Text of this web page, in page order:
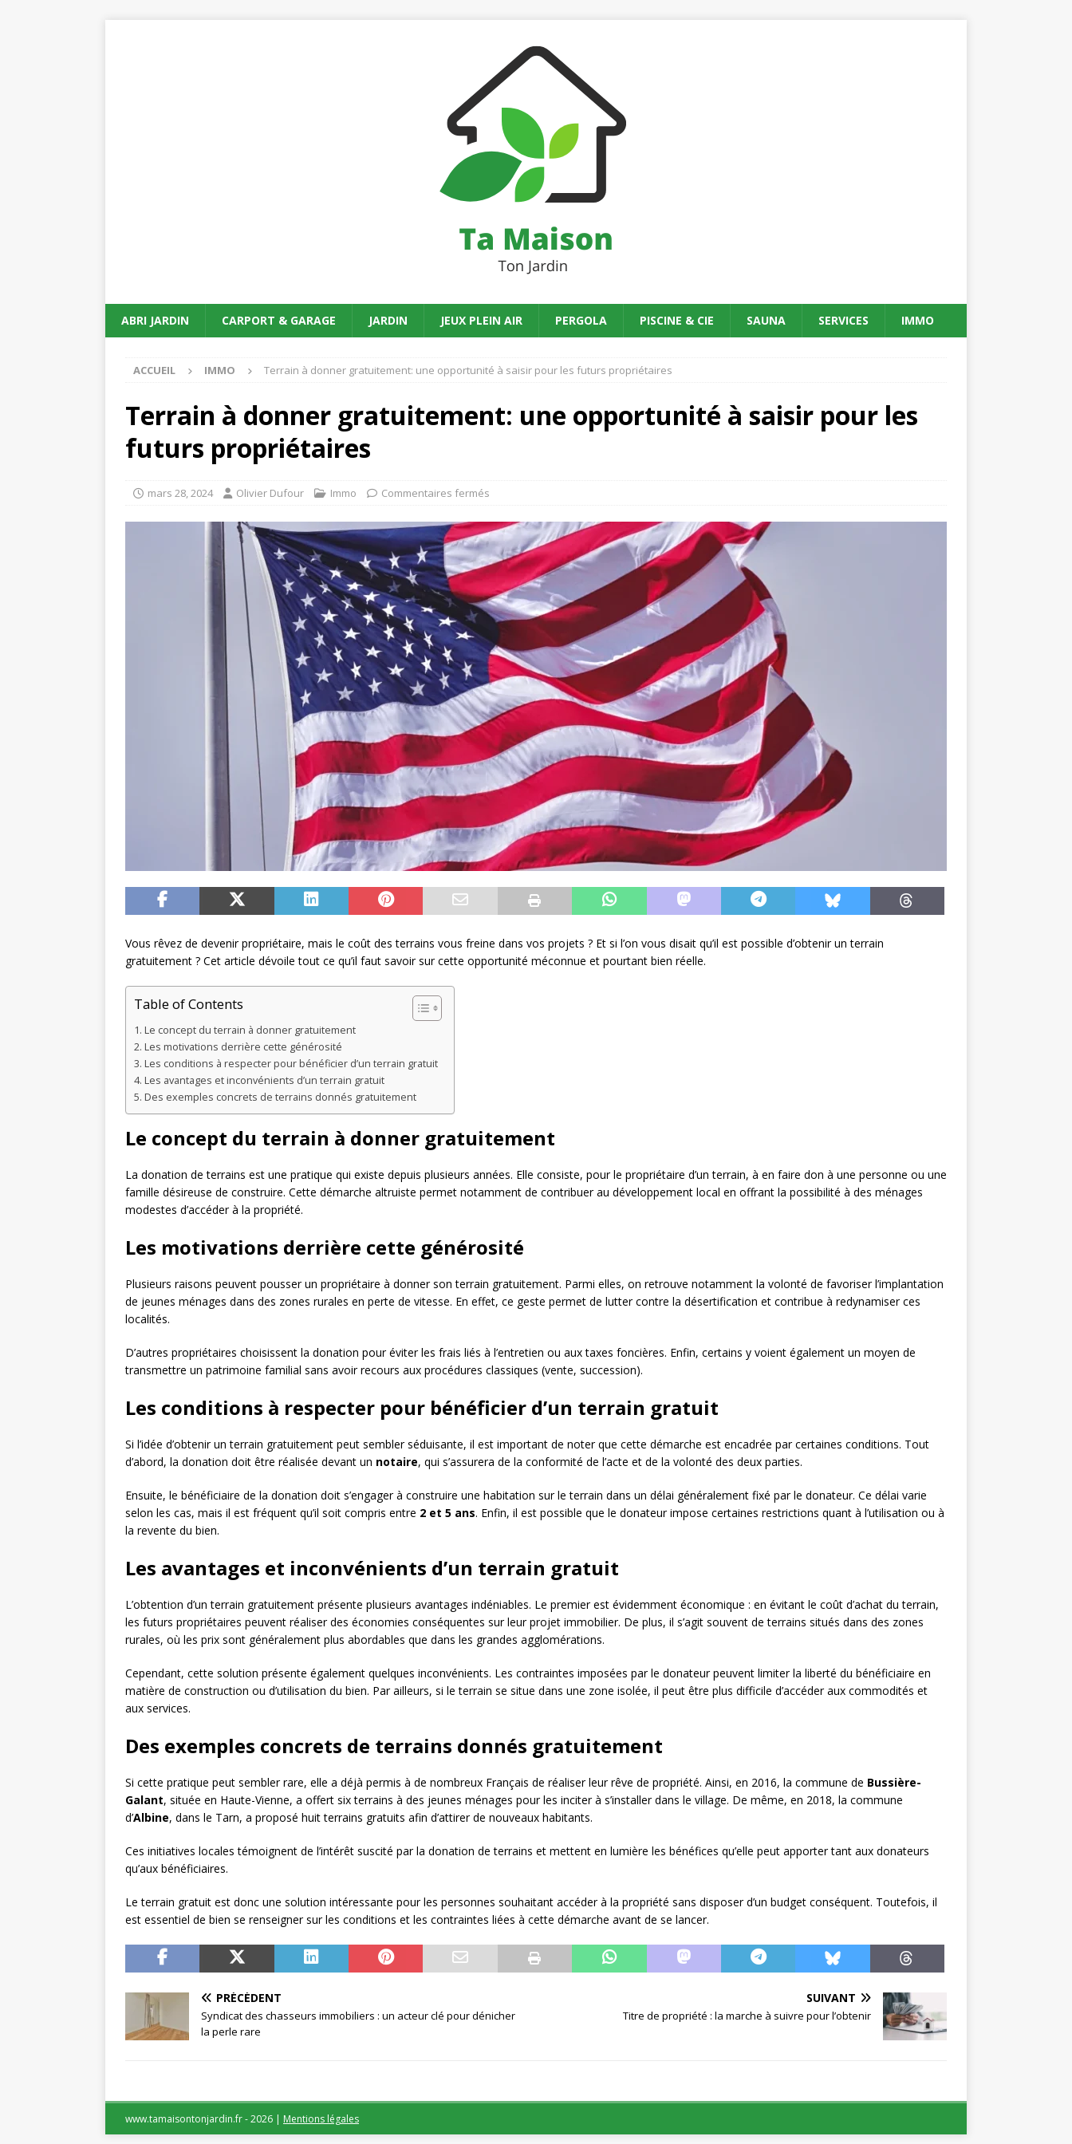
ABRI JARDIN CARPORT & GARAGE JARDIN JEUX PLEIN AIR PERGOLA PISCINE & CIE SAUNA SERVICES IMMO
ACCUEIL IMMO Terrain à donner gratuitement: une opportunité à saisir pour les futurs propriétaires
Terrain à donner gratuitement: une opportunité à saisir pour les
futurs propriétaires
mars 28, 2024 Olivier Dufour Immo Commentaires fermés
Vous rêvez de devenir propriétaire, mais le coût des terrains vous freine dans vos projets ? Et si l’on vous disait qu’il est possible d’obtenir un terrain
gratuitement ? Cet article dévoile tout ce qu’il faut savoir sur cette opportunité méconnue et pourtant bien réelle.
Table of Contents
Le concept du terrain à donner gratuitement
Les motivations derrière cette générosité
Les conditions à respecter pour bénéficier d’un terrain gratuit
Les avantages et inconvénients d’un terrain gratuit
Des exemples concrets de terrains donnés gratuitement
Le concept du terrain à donner gratuitement
La donation de terrains est une pratique qui existe depuis plusieurs années. Elle consiste, pour le propriétaire d’un terrain, à en faire don à une personne ou une
famille désireuse de construire. Cette démarche altruiste permet notamment de contribuer au développement local en offrant la possibilité à des ménages
modestes d’accéder à la propriété.
Les motivations derrière cette générosité
Plusieurs raisons peuvent pousser un propriétaire à donner son terrain gratuitement. Parmi elles, on retrouve notamment la volonté de favoriser l’implantation
de jeunes ménages dans des zones rurales en perte de vitesse. En effet, ce geste permet de lutter contre la désertification et contribue à redynamiser ces
localités.
D’autres propriétaires choisissent la donation pour éviter les frais liés à l’entretien ou aux taxes foncières. Enfin, certains y voient également un moyen de
transmettre un patrimoine familial sans avoir recours aux procédures classiques (vente, succession).
Les conditions à respecter pour bénéficier d’un terrain gratuit
Si l’idée d’obtenir un terrain gratuitement peut sembler séduisante, il est important de noter que cette démarche est encadrée par certaines conditions. Tout
d’abord, la donation doit être réalisée devant un notaire, qui s’assurera de la conformité de l’acte et de la volonté des deux parties.
Ensuite, le bénéficiaire de la donation doit s’engager à construire une habitation sur le terrain dans un délai généralement fixé par le donateur. Ce délai varie
selon les cas, mais il est fréquent qu’il soit compris entre 2 et 5 ans. Enfin, il est possible que le donateur impose certaines restrictions quant à l’utilisation ou à
la revente du bien.
Les avantages et inconvénients d’un terrain gratuit
L’obtention d’un terrain gratuitement présente plusieurs avantages indéniables. Le premier est évidemment économique : en évitant le coût d’achat du terrain,
les futurs propriétaires peuvent réaliser des économies conséquentes sur leur projet immobilier. De plus, il s’agit souvent de terrains situés dans des zones
rurales, où les prix sont généralement plus abordables que dans les grandes agglomérations.
Cependant, cette solution présente également quelques inconvénients. Les contraintes imposées par le donateur peuvent limiter la liberté du bénéficiaire en
matière de construction ou d’utilisation du bien. Par ailleurs, si le terrain se situe dans une zone isolée, il peut être plus difficile d’accéder aux commodités et
aux services.
Des exemples concrets de terrains donnés gratuitement
Si cette pratique peut sembler rare, elle a déjà permis à de nombreux Français de réaliser leur rêve de propriété. Ainsi, en 2016, la commune de Bussière-
Galant, située en Haute-Vienne, a offert six terrains à des jeunes ménages pour les inciter à s’installer dans le village. De même, en 2018, la commune
d’Albine, dans le Tarn, a proposé huit terrains gratuits afin d’attirer de nouveaux habitants.
Ces initiatives locales témoignent de l’intérêt suscité par la donation de terrains et mettent en lumière les bénéfices qu’elle peut apporter tant aux donateurs
qu’aux bénéficiaires.
Le terrain gratuit est donc une solution intéressante pour les personnes souhaitant accéder à la propriété sans disposer d’un budget conséquent. Toutefois, il
est essentiel de bien se renseigner sur les conditions et les contraintes liées à cette démarche avant de se lancer.
PRÉCÉDENT
Syndicat des chasseurs immobiliers : un acteur clé pour dénicher
la perle rare
SUIVANT
Titre de propriété : la marche à suivre pour l’obtenir
www.tamaisontonjardin.fr - 2026 | Mentions légales